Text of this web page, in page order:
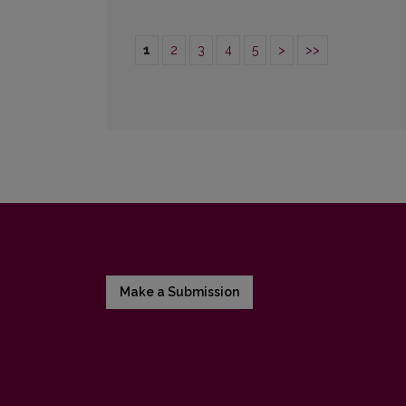
1 2 3 4 5 > >>
Make a Submission